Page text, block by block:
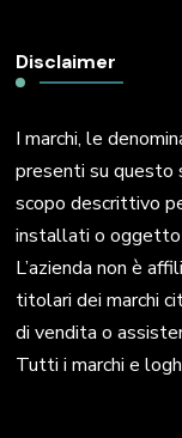
Disclaimer
I marchi, le
presenti su questo
scopo descrittivo
installati o oggetto
L’azienda non è
titolari dei marchi
di vendita o
Tutti i marchi e